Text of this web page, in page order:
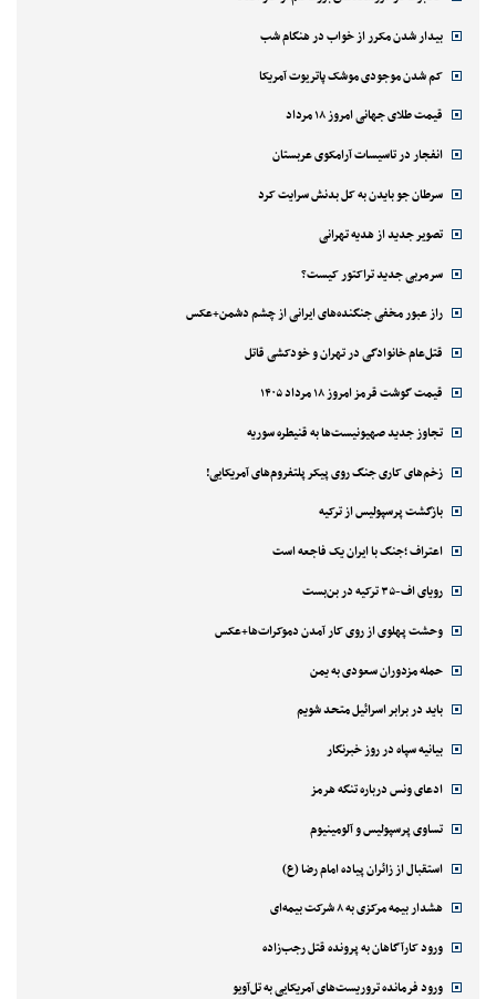
بیدار شدن مکرر از خواب در هنگام شب
کم شدن موجودی موشک پاتریوت آمریکا
قیمت طلای جهانی امروز ۱۸ مرداد
انفجار در تاسیسات آرامکوی عربستان
سرطان جو بایدن به کل بدنش سرایت کرد
تصویر جدید از هدیه تهرانی
سرمربی جدید تراکتور کیست؟
راز عبور مخفی جنگنده‌های ایرانی از چشم دشمن+عکس
قتل‌‌عام خانوادگی در تهران و خودکشی قاتل
قیمت گوشت قرمز امروز ۱۸ مرداد ۱۴۰۵
تجاوز جدید صهیونیست‌ها به قنیطره سوریه
زخم‌های کاری جنگ روی پیکر پلتفروم‌های آمریکایی!
بازگشت پرسپولیس از ترکیه
اعتراف ؛جنگ با ایران یک فاجعه است
رویای اف-۳۵ ترکیه در بن‌بست
وحشت پهلوی از روی کار آمدن دموکرات‌ها+عکس
حمله مزدوران سعودی به یمن
باید در برابر اسرائیل متحد شویم
بیانیه سپاه در روز خبرنگار
ادعای ونس درباره تنگه هرمز
تساوی پرسپولیس و آلومینیوم
استقبال از زائران پیاده امام رضا (ع)
هشدار بیمه مرکزی به ۸ شرکت بیمه‌ای
ورود کارآگاهان به پرونده قتل رجب‌زاده
ورود فرمانده تروریست‌های آمریکایی به تل‌آویو